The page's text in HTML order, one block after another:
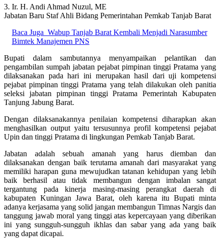
3. Ir. H. Andi Ahmad Nuzul, ME
Jabatan Baru Staf Ahli Bidang Pemerintahan Pemkab Tanjab Barat
Baca Juga Wabup Tanjab Barat Kembali Menjadi Narasumber
Bimtek Manajemen PNS
Bupati dalam sambutannya menyampaikan pelantikan dan
pengambilan sumpah jabatan pejabat pimpinan tinggi Pratama yang
dilaksanakan pada hari ini merupakan hasil dari uji kompetensi
pejabat pimpinan tinggi Pratama yang telah dilakukan oleh panitia
seleksi jabatan pimpinan tinggi Pratama Pemerintah Kabupaten
Tanjung Jabung Barat.
Dengan dilaksanakannya penilaian kompetensi diharapkan akan
menghasilkan output yaitu tersusunnya profil kompetensi pejabat
Upin dan tinggi Pratama di lingkungan Pemkab Tanjab Barat.
Jabatan adalah sebuah amanah yang harus diemban dan
dilaksanakan dengan baik terutama amanah dari masyarakat yang
memiliki harapan guna mewujudkan tatanan kehidupan yang lebih
baik berhasil atau tidak membangun dengan imbalan sangat
tergantung pada kinerja masing-masing perangkat daerah di
kabupaten Kuningan Jawa Barat, oleh karena itu Bupati minta
adanya kerjasama yang solid jangan membangun Timnas Nargis dan
tanggung jawab moral yang tinggi atas kepercayaan yang diberikan
ini yang sungguh-sungguh ikhlas dan sabar yang ada yang baik
yang dapat dicapai.